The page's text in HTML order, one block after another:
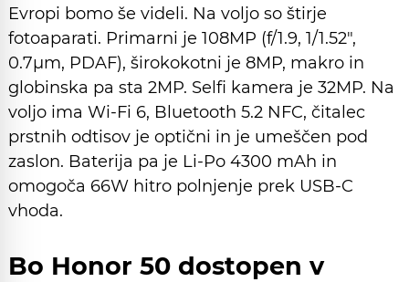
Evropi bomo še videli. Na voljo so štirje
fotoaparati. Primarni je 108MP (f/1.9, 1/1.52″,
0.7µm, PDAF), širokokotni je 8MP, makro in
globinska pa sta 2MP. Selfi kamera je 32MP. Na
voljo ima Wi-Fi 6, Bluetooth 5.2 NFC, čitalec
prstnih odtisov je optični in je umeščen pod
zaslon. Baterija pa je Li-Po 4300 mAh in
omogoča 66W hitro polnjenje prek USB-C
vhoda.
Bo Honor 50 dostopen v